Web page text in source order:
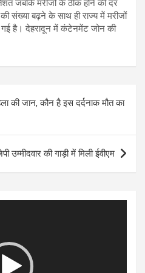
जबकि मरीजों के ठीक होने की दर
संख्या बढ़ने के साथ ही राज्य में मरीजों
गई है। देहरादून में कंटेनमेंट जोन की
की जान, कौन है इस दर्दनाक मौत का
उम्मीदवार की गाड़ी में मिली ईवीएम